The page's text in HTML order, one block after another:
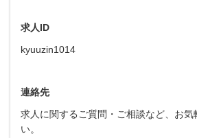
求人ID
kyuuzin1014
連絡先
求人に関するご質問・ご相談など、お気
い。